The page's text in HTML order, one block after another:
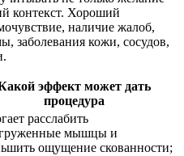
контекст. Хороший
наличие жалоб,
заболевания кожи, сосудов,
эффект может дать
процедура
расслабить
мышцы и
ощущение скованности;